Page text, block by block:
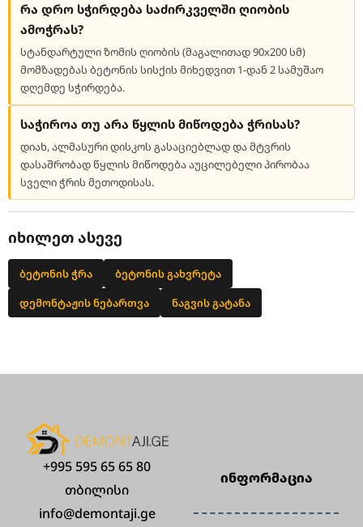
რა დრო სჭირდება საძირკველში ღიობის
ამოჭრას?
სტანდარტული ზომის ღიობის (მაგალითად 90x200 სმ)
მომზადებას ბეტონის სისქის მიხედვით 1-დან 2 სამუშაო
დღემდე სჭირდება.
საჭიროა თუ არა წყლის მიწოდება ჭრისას?
დიახ, ალმასური დისკოს გასაციებლად და მტვრის
დასაშრობად წყლის მიწოდება აუცილებელი პირობაა
სველი ჭრის მეთოდისას.
იხილეთ ასევე
ბეტონის ჭრა
ბეტონის გახვრეტა
დემონტაჟის ნებართვა
ნაგვის გატანა
+995 595 65 65 80
თბილისი
info@demontaji.ge
ინფორმაცია